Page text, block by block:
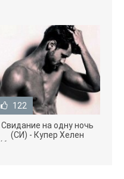
122
Свидание на одну ночь
(СИ) - Купер Хелен
(бесплатные серии книг